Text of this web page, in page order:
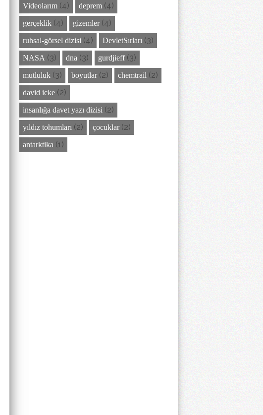
Videolarım (4) deprem (4)
gerçeklik (4) gizemler (4)
ruhsal-görsel dizisi (4) DevletSırları (3)
NASA (3) dna (3) gurdjieff (3)
mutluluk (3) boyutlar (2) chemtrail (2)
david icke (2)
insanlığa davet yazı dizisi (2)
yıldız tohumları (2) çocuklar (2)
antarktika (1)